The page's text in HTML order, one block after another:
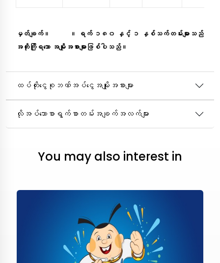
မှတ်ချက်။ ။ ရက် ၁၈၀ နှင ့် ၁
နှစ်သက်တမ်းများသည
အတိုးကြိုရသော အမျိုးအစားများဖြစ်ပါသည်။
ထပ်တိုးငွေစုဘဏ်အပ်ငွေအမျိုးအစားများ
လိုအပ်သောစာရွက်စာတမ်းအချက်အလက်များ
You may also interest in